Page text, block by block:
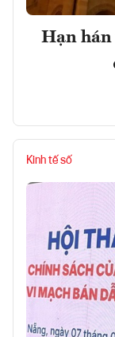
Hạn hán
Kinh tế số